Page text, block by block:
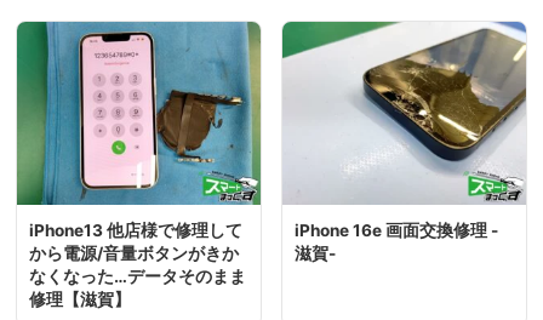
iPhone13 他店様で修理して
から電源/音量ボタンがきか
なくなった…データそのまま
修理【滋賀】
iPhone 16e 画面交換修理 -
滋賀-